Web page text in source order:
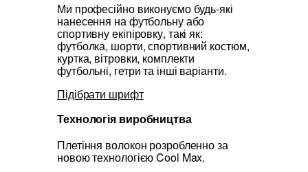
Ми професійно виконуємо будь-які
нанесення на футбольну або
спортивну екіпіровку, такі як:
футболка, шорти, спортивний костюм,
куртка, вітровки, комплекти
футбольні, гетри та інші варіанти.
Підібрати шрифт
Технологія виробництва
Плетіння волокон розробленно за
новою технологією Cool Max.